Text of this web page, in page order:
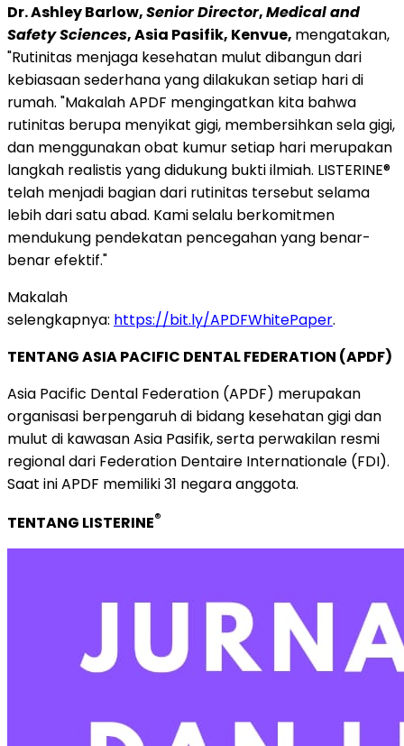
Dr. Ashley Barlow,Senior Director,Medical and
Safety Sciences, Asia Pasifik, Kenvue, mengatakan,
"Rutinitas menjaga kesehatan mulut dibangun dari
kebiasaan sederhana yang dilakukan setiap hari di
rumah. "Makalah APDF mengingatkan kita bahwa
rutinitas berupa menyikat gigi, membersihkan sela gigi,
dan menggunakan obat kumur setiap hari merupakan
langkah realistis yang didukung bukti ilmiah. LISTERINE®
telah menjadi bagian dari rutinitas tersebut selama
lebih dari satu abad. Kami selalu berkomitmen
mendukung pendekatan pencegahan yang benar-
benar efektif."
Makalah
selengkapnya: https://bit.ly/APDFWhitePaper.
TENTANG ASIA PACIFIC DENTAL FEDERATION (APDF)
Asia Pacific Dental Federation (APDF) merupakan
organisasi berpengaruh di bidang kesehatan gigi dan
mulut di kawasan Asia Pasifik, serta perwakilan resmi
regional dari Federation Dentaire Internationale (FDI).
Saat ini APDF memiliki 31 negara anggota.
TENTANG LISTERINE®